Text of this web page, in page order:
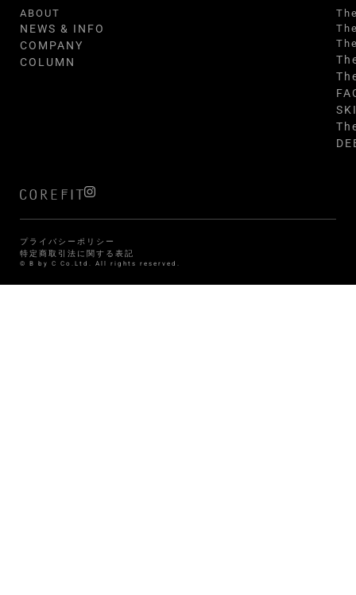
ABOUT
NEWS & INFO
COMPANY
COLUMN
© B by C Co.Ltd. All rights reserved.
プライバシーポリシー
特定商取引法に関する表記